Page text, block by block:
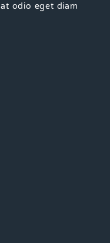
odio eget diam